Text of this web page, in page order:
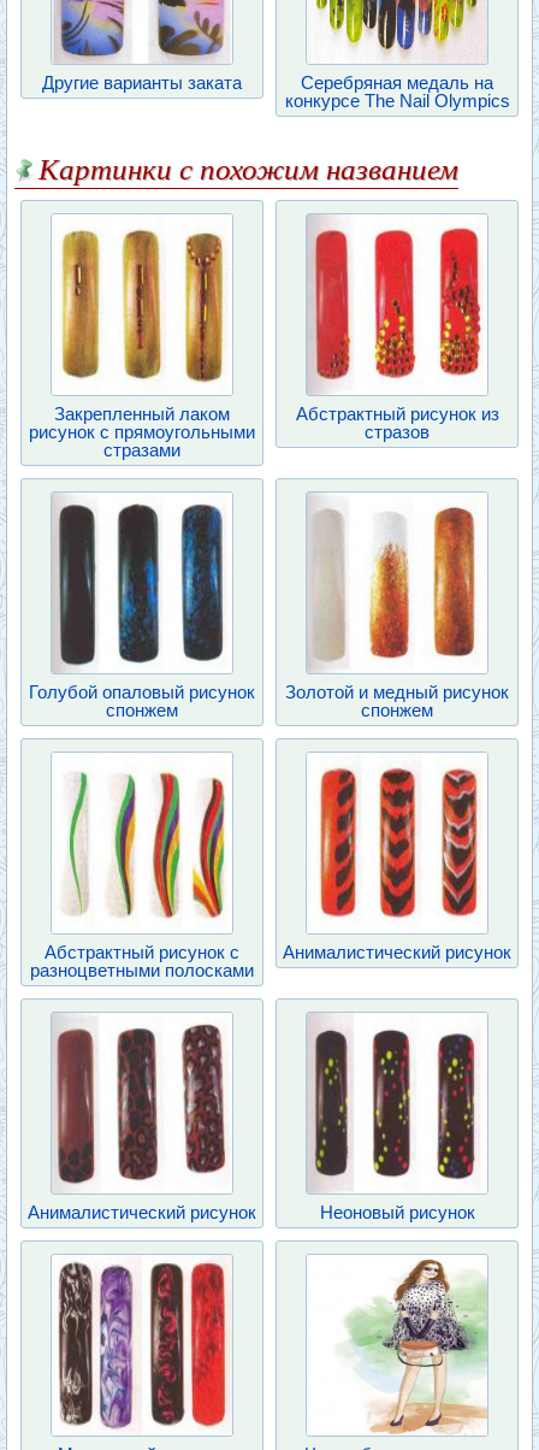
Другие варианты заката
Серебряная медаль на
конкурсе The Nail Olympics
Картинки с похожим названием
Закрепленный лаком
рисунок с прямоугольными
стразами
Абстрактный рисунок из
стразов
Голубой опаловый рисунок
спонжем
Золотой и медный рисунок
спонжем
Абстрактный рисунок с
разноцветными полосками
Анималистический рисунок
Анималистический рисунок Неоновый рисунок